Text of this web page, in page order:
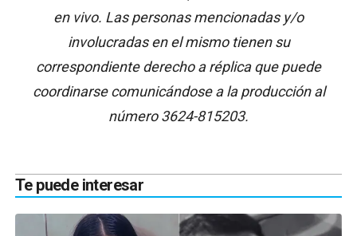
en vivo. Las personas mencionadas y/o
involucradas en el mismo tienen su
correspondiente derecho a réplica que puede
coordinarse comunicándose a la producción al
número 3624-815203.
Te puede interesar